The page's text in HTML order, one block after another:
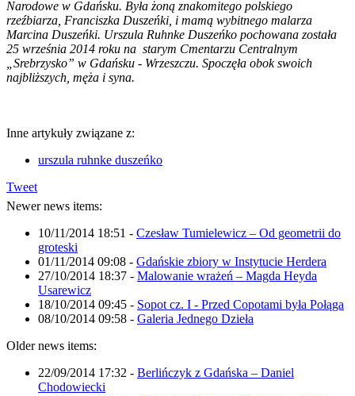
Narodowe w Gdańsku. Była żoną znakomitego polskiego
rzeźbiarza, Franciszka Duszeńki, i mamą wybitnego malarza
Marcina Duszeńki. Urszula Ruhnke Duszeńko pochowana została
25 września 2014 roku na starym Cmentarzu Centralnym
„Srebrzysko” w Gdańsku - Wrzeszczu. Spoczęła obok swoich
najbliższych, męża i syna.
Inne artykuły związane z:
urszula ruhnke duszeńko
Tweet
Newer news items:
10/11/2014 18:51 - Czesław Tumielewicz – Od geometrii do
groteski
01/11/2014 09:08 - Gdańskie zbiory w Instytucie Herdera
27/10/2014 18:37 - Malowanie wrażeń – Magda Heyda
Usarewicz
18/10/2014 09:45 - Sopot cz. I - Przed Copotami była Połąga
08/10/2014 09:58 - Galeria Jednego Dzieła
Older news items:
22/09/2014 17:32 - Berlińczyk z Gdańska – Daniel
Chodowiecki